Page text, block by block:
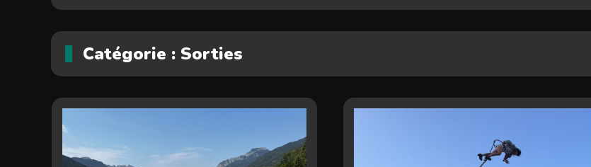
Catégorie : Sorties